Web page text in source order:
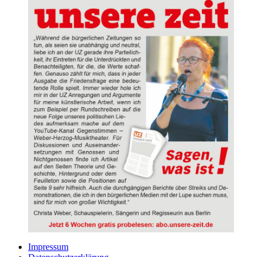
Impressum